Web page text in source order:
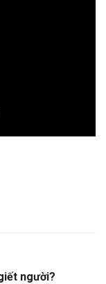
người?